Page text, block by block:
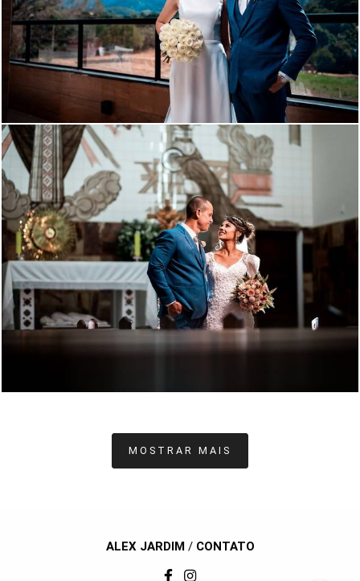
922 166
968 153
MOSTRAR MAIS
ALEX JARDIM/ CONTATO